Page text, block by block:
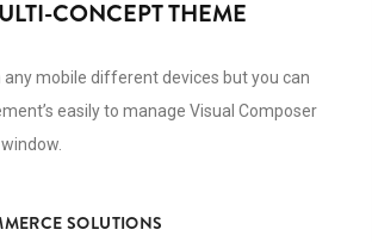
CONCEPT THEME
any mobile different devices but you can
easily to manage Visual Composer
SOLUTIONS